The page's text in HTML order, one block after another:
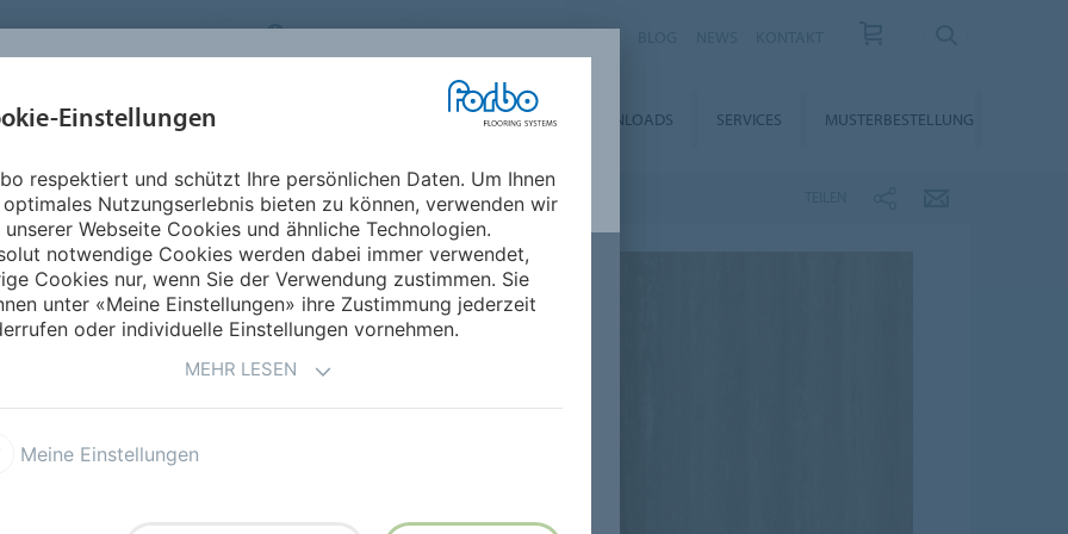
FLOORING SYSTEMS GERMANY
EINSATZBEREICHE NACHHALTIGKEIT DOWNLOADS SERVICES MUSTERBESTELLUNG
Marmoleum Modular Linear
eine moderne,
einladender Wirkung –
von
Einstellungen
respektiert und schützt Ihre persönlichen Daten. Um Ihnen
Nutzungserlebnis bieten zu können, verwenden wir
unserer Webseite Cookies und ähnliche Technologien.
notwendige Cookies werden dabei immer verwendet,
Cookies nur, wenn Sie der Verwendung zustimmen. Sie
unter «Meine Einstellungen» ihre Zustimmung jederzeit
oder individuelle Einstellungen vornehmen.
MEHR LESEN
Meine Einstellungen